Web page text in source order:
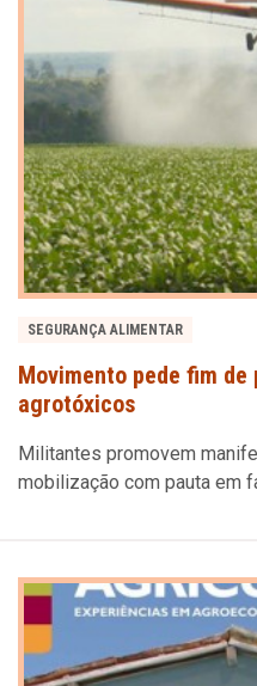
SEGURANÇA ALIMENTAR
Movimento pede fim
agrotóxicos
Militantes promovem
mobilização com pauta em